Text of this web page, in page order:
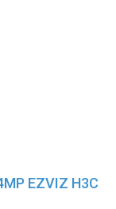
EZVIZ H3C